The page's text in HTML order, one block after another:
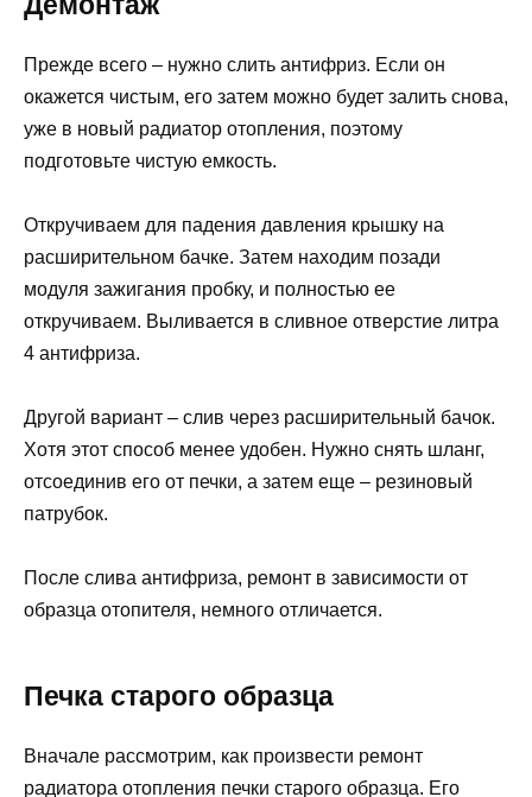
Прежде всего – нужно слить антифриз. Если он
окажется чистым, его затем можно будет залить снова,
уже в новый радиатор отопления, поэтому
подготовьте чистую емкость.
Откручиваем для падения давления крышку на
расширительном бачке. Затем находим позади
модуля зажигания пробку, и полностью ее
откручиваем. Выливается в сливное отверстие литра
4 антифриза.
Другой вариант – слив через расширительный бачок.
Хотя этот способ менее удобен. Нужно снять шланг,
отсоединив его от печки, а затем еще – резиновый
патрубок.
После слива антифриза, ремонт в зависимости от
образца отопителя, немного отличается.
Печка старого образца
Вначале рассмотрим, как произвести ремонт
радиатора отопления печки старого образца. Его